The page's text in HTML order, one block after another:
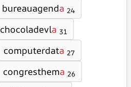
bureauagenda 24
chocoladevla 31
computerdata 27
congresthema 26